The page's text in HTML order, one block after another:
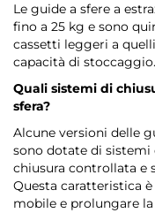
Le guide a sfere a
fino a 25 kg e sono
cassetti leggeri a
capacità di stoccaggio.
Quali sistemi di
sfera?
Alcune versioni delle
sono dotate di sistemi
chiusura controllata e
Questa caratteristica
mobile e prolungare